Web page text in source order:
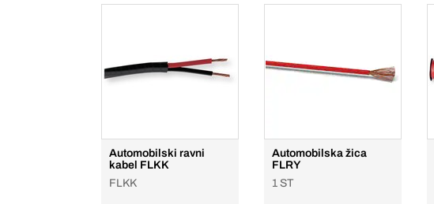
Automobilski ravni
kabel FLKK
FLKK
Automobilska žica
FLRY
1 ST